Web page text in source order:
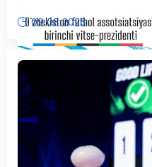
09.08.2026